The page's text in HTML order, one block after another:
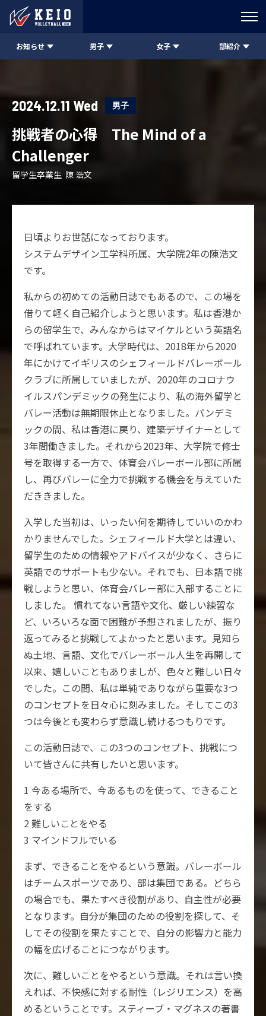
お知らせ 男子 女子 部紹介
2024.12.11 Wed 男子
挑戦者の心得 The Mind of a
Challenger
留学生卒業生 陳 浩文
日頃よりお世話になっております。
システムデザイン工学科所属、大学院2年の陳浩文
です。
私からの初めての活動日誌でもあるので、この場を
借りて軽く自己紹介しようと思います。私は香港か
らの留学生で、みんなからはマイケルという英語名
で呼ばれています。大学時代は、2018年から2020
年にかけてイギリスのシェフィールドバレーボール
クラブに所属していましたが、2020年のコロナウ
イルスパンデミックの発生により、私の海外留学と
バレー活動は無期限休止となりました。パンデミ
ックの間、私は香港に戻り、建築デザイナーとして
3年間働きました。それから2023年、大学院で修士
号を取得する一方で、体育会バレーボール部に所属
し、再びバレーに全力で挑戦する機会を与えていた
だききました。
入学した当初は、いったい何を期待していいのかわ
かりませんでした。シェフィールド大学とは違い、
留学生のための情報やアドバイスが少なく、さらに
英語でのサポートも少ない。それでも、日本語で挑
戦しようと思い、体育会バレー部に入部することに
しました。 慣れてない言語や文化、厳しい練習な
ど、いろいろな面で困難が予想されましたが、振り
返ってみると挑戦してよかったと思います。見知ら
ぬ土地、言語、文化でバレーボール人生を再開して
以来、嬉しいこともありましが、色々と難しい日々
でした。この間、私は単純でありながら重要な3つ
のコンセプトを日々心に刻みました。そしてこの3
つは今後とも変わらず意識し続けるつもりです。
この活動日誌で、この3つのコンセプト、挑戦につ
いて皆さんに共有したいと思います。
1 今ある場所で、今あるものを使って、できること
をする
2 難しいことをやる
3 マインドフルでいる
まず、できることをやるという意識。バレーボール
はチームスポーツであり、部は集団である。どちら
の場合でも、果たすべき役割があり、自主性が必要
となります。自分が集団のための役割を探して、そ
してその役割を果たすことで、自分の影響力と能力
の幅を広げることにつながります。
次に、難しいことをやるという意識。それは言い換
えれば、不快感に対する耐性（レジリエンス）を高
めるということです。スティーブ・マグネスの著書